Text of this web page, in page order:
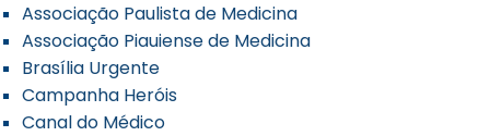
Associação Paulista de Medicina
Associação Piauiense de Medicina
Brasília Urgente
Campanha Heróis
Canal do Médico